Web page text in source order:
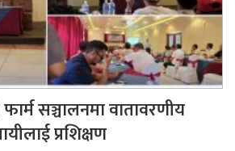
फार्म सञ्चालनमा वातावरणीय
प्रशिक्षण